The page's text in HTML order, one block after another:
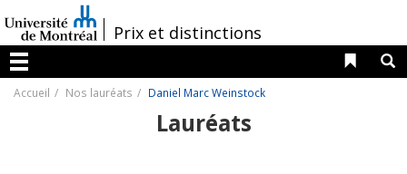
au
contenu
/Prix et distinctions
Menu
Liens
Accueil Nos lauréats Daniel Marc Weinstock
Lauréats